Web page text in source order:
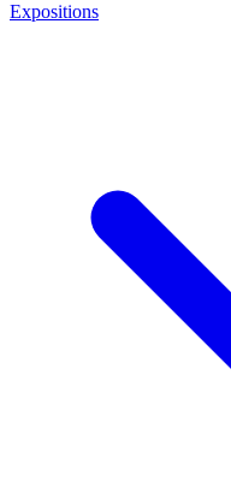
Expositions